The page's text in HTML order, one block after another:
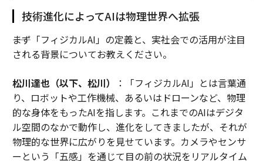
技術進化によってAIは物理世界へ拡張
――まず「フィジカルAI」の定義と、実社会での活用が注目
される背景についてお教えください。
松川達也（以下、松川）
：「フィジカルAI」とは言葉通
り、ロボットや工作機械、あるいはドローンなど、物理
的な身体をもったAIを指します。これまでのAIはデジタ
ル空間のなかで動作し、進化をしてきましたが、それが
物理的な世界に広がりを見せています。カメラやセンサ
ーという「五感」を通じて目の前の状況をリアルタイム